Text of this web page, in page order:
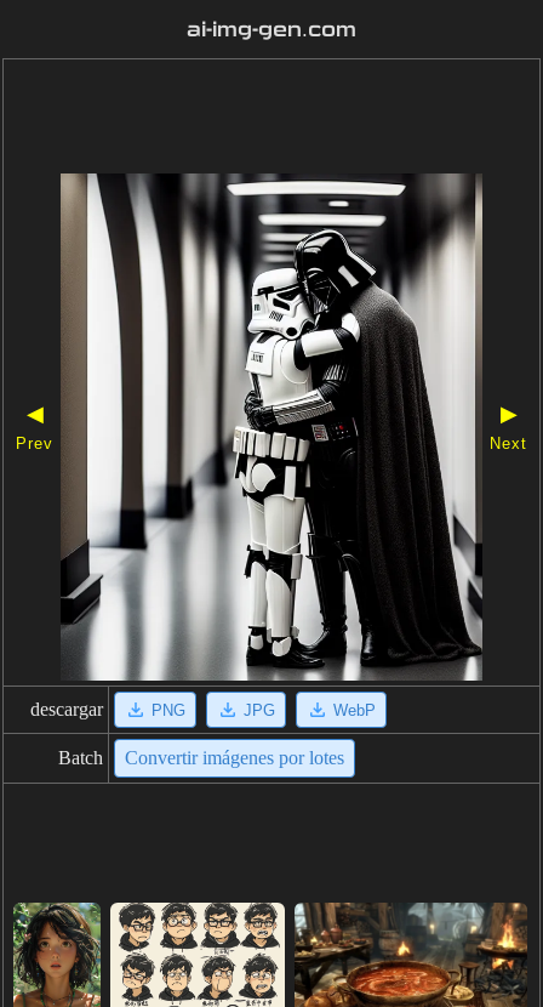
ai-img-gen.com
◀
Prev
▶
Next
descargar PNG JPG WebP
Batch Convertir imágenes por lotes